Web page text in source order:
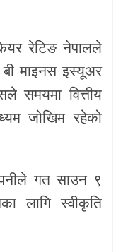
रेटिङ नेपालले
माइनस इस्यूअर
समयमा वित्तीय
जोखिम रहेको
गत साउन ९
लागि स्वीकृति